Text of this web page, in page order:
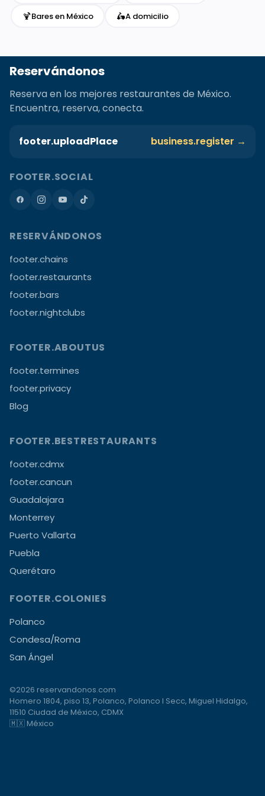
🍹Bares en México 🛵A domicilio
Reservándonos
Reserva en los mejores restaurantes de México.
Encuentra, reserva, conecta.
footer.uploadPlace business.register →
FOOTER.SOCIAL
RESERVÁNDONOS
footer.chains
footer.restaurants
footer.bars
footer.nightclubs
FOOTER.ABOUTUS
footer.termines
footer.privacy
Blog
FOOTER.BESTRESTAURANTS
footer.cdmx
footer.cancun
Guadalajara
Monterrey
Puerto Vallarta
Puebla
Querétaro
FOOTER.COLONIES
Polanco
Condesa/Roma
San Ángel
©2026 reservandonos.com
Homero 1804, piso 13, Polanco, Polanco I Secc, Miguel Hidalgo,
11510 Ciudad de México, CDMX
🇲🇽 México